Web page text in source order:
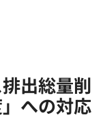
出総量削
への対応